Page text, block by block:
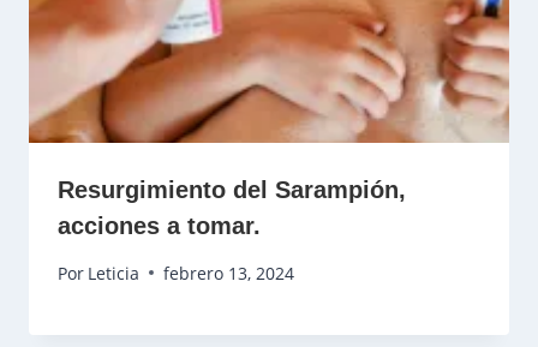
Resurgimiento del Sarampión,
acciones a tomar.
Por Leticia febrero 13, 2024